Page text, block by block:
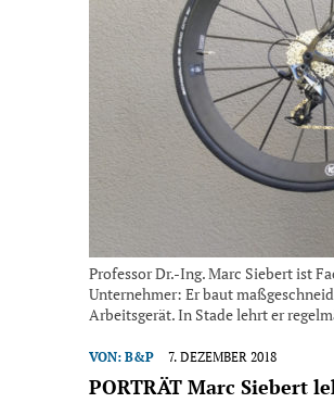
Professor Dr.-Ing. Marc Siebert ist
Unternehmer: Er baut
Arbeitsgerät. In Stade lehrt er
VON: B&P 7. DEZEMBER 2018
PORTRÄT Marc Siebert